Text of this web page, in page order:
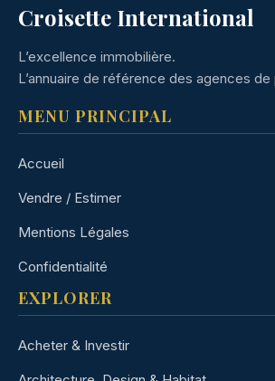
Croisette International
L’excellence immobilière.
L’annuaire de référence des agences de
MENU PRINCIPAL
Accueil
Vendre / Estimer
Mentions Légales
Confidentialité
EXPLORER
Acheter & Investir